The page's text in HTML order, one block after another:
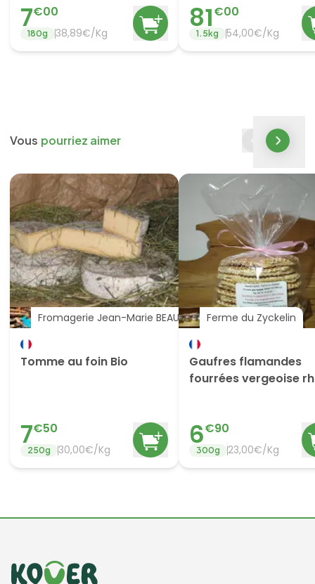
7€00
180g 38,89€/Kg 81€00
1.5kg 54,00€/Kg
Vous pourriez aimer
Fromagerie Jean-Marie BEAUDOIN
Tomme au foin Bio
7€50
250g 30,00€/Kg
Ferme du Zyckelin
Gaufres flamandes
fourrées vergeoise
6€90
300g 23,00€/Kg
Informations de contact